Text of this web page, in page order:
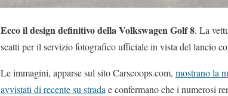
Ecco il design definitivo della Volkswagen Golf 8. La
scatti per il servizio fotografico ufficiale in vista del lancio
Le immagini, apparse sul sito Carscoops.com, mostrano la
avvistati di recente su strada e confermano che i numerosi